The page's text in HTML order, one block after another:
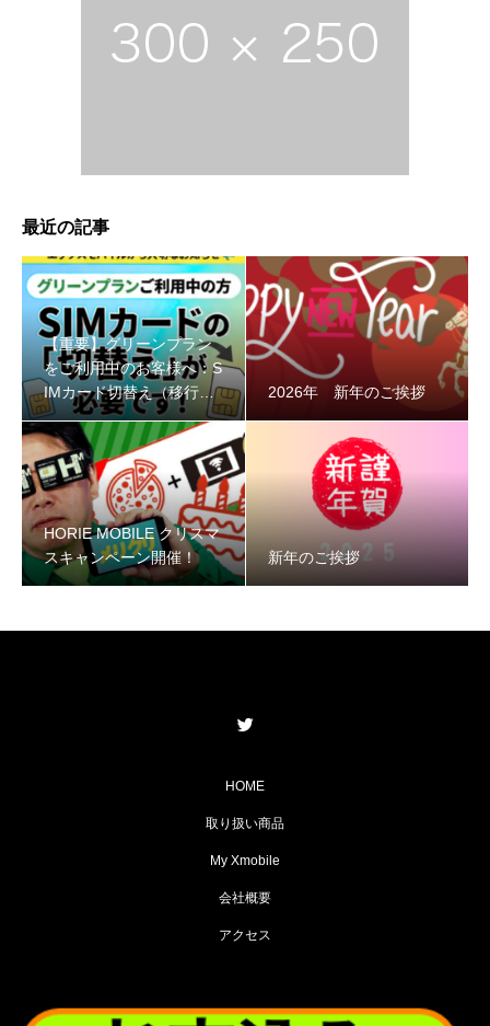
最近の記事
【重要】グリーンプラン
をご利用中のお客様へ：S
IMカード切替え（移行）
のお願い
2026年 新年のご挨拶
HORIE MOBILE クリスマ
スキャンペーン開催！
新年のご挨拶
HOME
取り扱い商品
My Xmobile
会社概要
アクセス